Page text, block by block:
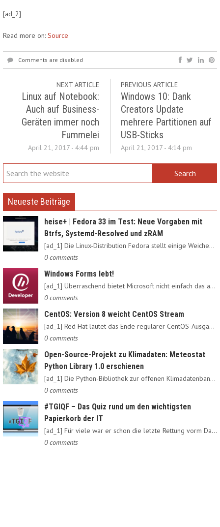
[ad_2]
Read more on: Source
Comments are disabled
NEXT ARTICLE
Linux auf Notebook:
Auch auf Business-
Geräten immer noch
Fummelei
April 21, 2017 - 4:44 pm
PREVIOUS ARTICLE
Windows 10: Dank
Creators Update
mehrere Partitionen auf
USB-Sticks
April 21, 2017 - 4:14 pm
Neueste Beiträge
heise+ | Fedora 33 im Test: Neue Vorgaben mit
Btrfs, Systemd-Resolved und zRAM
[ad_1] Die Linux-Distribution Fedora stellt einige Weichen neu:…
0 comments
Windows Forms lebt!
[ad_1] Überraschend bietet Microsoft nicht einfach das alte…
0 comments
CentOS: Version 8 weicht CentOS Stream
[ad_1] Red Hat läutet das Ende regulärer CentOS-Ausgaben ein:…
0 comments
Open-Source-Projekt zu Klimadaten: Meteostat
Python Library 1.0 erschienen
[ad_1] Die Python-Bibliothek zur offenen Klimadatenbank Meteostat…
0 comments
#TGIQF – Das Quiz rund um den wichtigsten
Papierkorb der IT
[ad_1] Für viele war er schon die letzte Rettung vorm Daten-Nirvana:…
0 comments